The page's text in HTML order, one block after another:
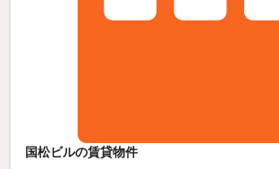
国松ビルの賃貸物件